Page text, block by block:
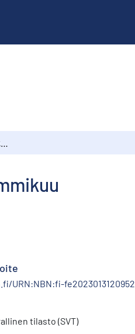
URN:NBN:fi-fe2023013120952
tilasto (SVT)